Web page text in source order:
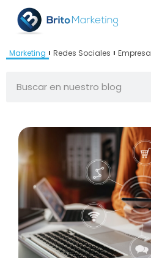
Marketing Redes Sociales Empresa